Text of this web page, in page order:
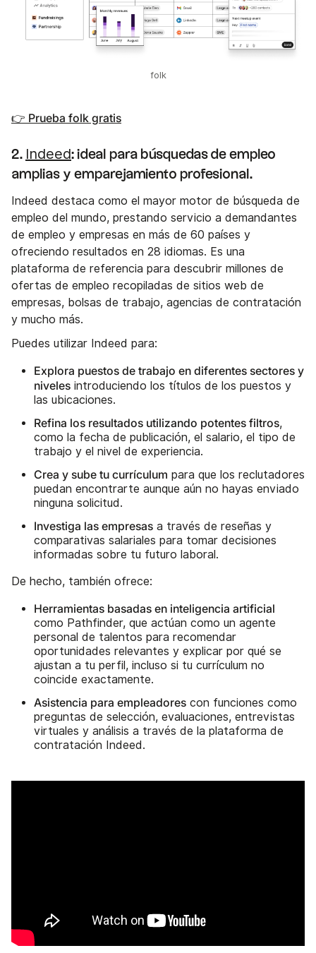
folk
👉 Prueba folk gratis
2. Indeed: ideal para búsquedas de empleo
amplias y emparejamiento profesional.
Indeed destaca como el mayor motor de búsqueda de
empleo del mundo, prestando servicio a demandantes
de empleo y empresas en más de 60 países y
ofreciendo resultados en 28 idiomas. Es una
plataforma de referencia para descubrir millones de
ofertas de empleo recopiladas de sitios web de
empresas, bolsas de trabajo, agencias de contratación
y mucho más.
Puedes utilizar Indeed para:
Explora puestos de trabajo en diferentes sectores y
niveles introduciendo los títulos de los puestos y
las ubicaciones.
Refina los resultados utilizando potentes filtros,
como la fecha de publicación, el salario, el tipo de
trabajo y el nivel de experiencia.
Crea y sube tu currículum para que los reclutadores
puedan encontrarte aunque aún no hayas enviado
ninguna solicitud.
Investiga las empresas a través de reseñas y
comparativas salariales para tomar decisiones
informadas sobre tu futuro laboral.
De hecho, también ofrece:
Herramientas basadas en inteligencia artificial
como Pathfinder, que actúan como un agente
personal de talentos para recomendar
oportunidades relevantes y explicar por qué se
ajustan a tu perfil, incluso si tu currículum no
coincide exactamente.
Asistencia para empleadores con funciones como
preguntas de selección, evaluaciones, entrevistas
virtuales y análisis a través de la plataforma de
contratación Indeed.